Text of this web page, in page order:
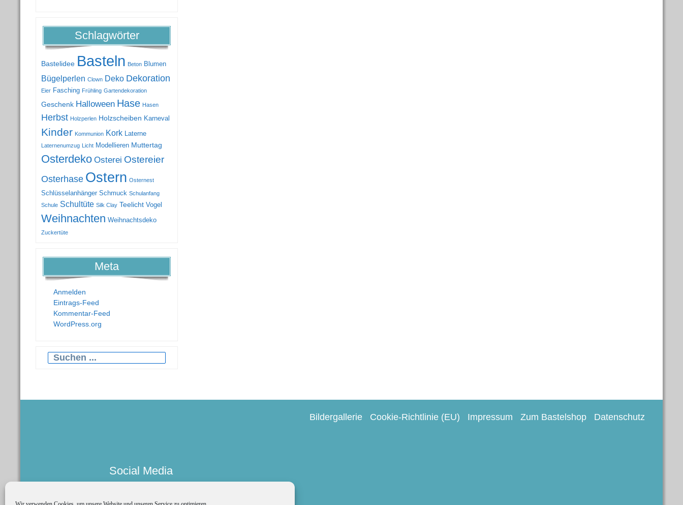
Schlagwörter
Bastelidee Basteln Beton Blumen
Bügelperlen Clown Deko Dekoration
Eier Fasching Frühling Gartendekoration
Geschenk Halloween Hase Hasen
Herbst Holzperlen Holzscheiben Karneval
Kinder Kommunion Kork Laterne
Laternenumzug Licht Modellieren Muttertag
Osterdeko Osterei Ostereier
Osterhase Ostern Osternest
Schlüsselanhänger Schmuck Schulanfang
Schule Schultüte Silk Clay Teelicht Vogel
Weihnachten Weihnachtsdeko
Zuckertüte
Meta
Anmelden
Eintrags-Feed
Kommentar-Feed
WordPress.org
Search
Bildergallerie
Cookie-Richtlinie (EU) Impressum Zum Bastelshop Datenschutz
Social Media